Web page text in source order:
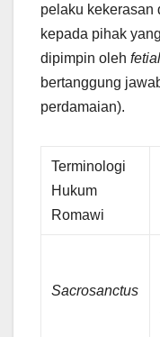
pelaku kekerasan
kepada pihak
dipimpin oleh
bertanggung
perdamaian).
Terminologi
Hukum
Romawi
Sacrosanctus